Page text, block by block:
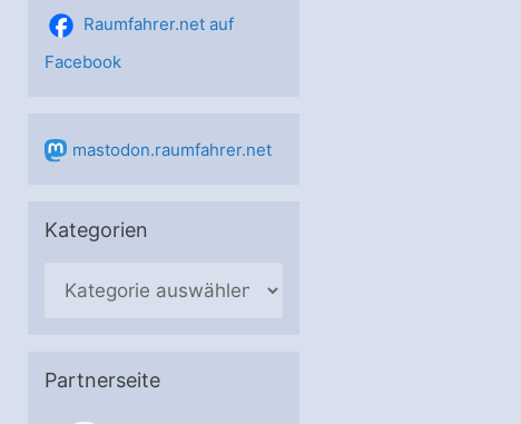
Raumfahrer.net auf
Facebook
mastodon.raumfahrer.net
Kategorien
e
Partnerseite